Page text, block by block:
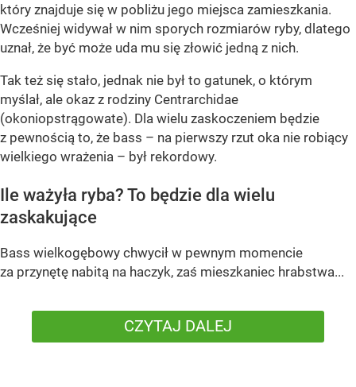
który znajduje się w pobliżu jego miejsca zamieszkania.
Wcześniej widywał w nim sporych rozmiarów ryby, dlatego
uznał, że być może uda mu się złowić jedną z nich.
Tak też się stało, jednak nie był to gatunek, o którym
myślał, ale okaz z rodziny Centrarchidae
(okoniopstrągowate). Dla wielu zaskoczeniem będzie
z pewnością to, że bass – na pierwszy rzut oka nie robiący
wielkiego wrażenia – był rekordowy.
Ile ważyła ryba? To będzie dla wielu
zaskakujące
Bass wielkogębowy chwycił w pewnym momencie
za przynętę nabitą na haczyk, zaś mieszkaniec hrabstwa...
CZYTAJ DALEJ